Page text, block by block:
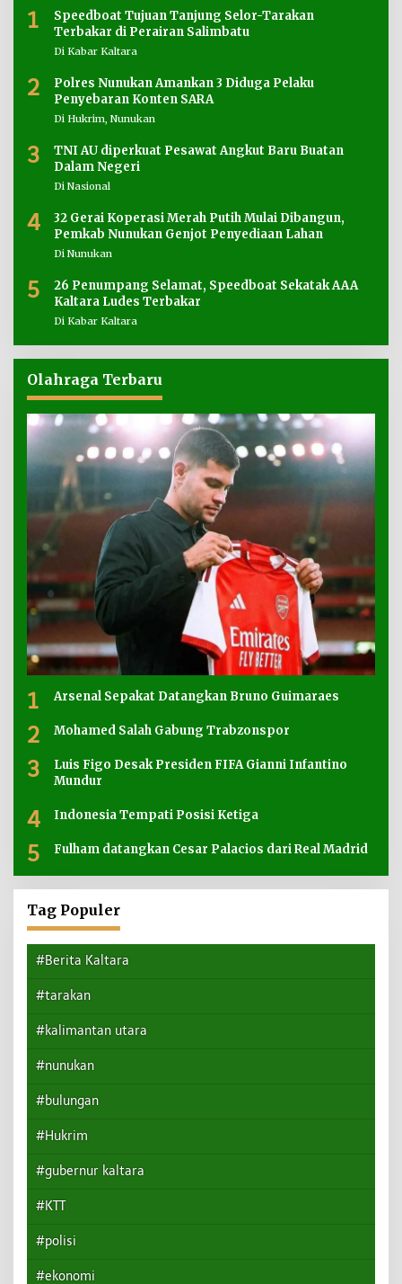
1
Speedboat Tujuan Tanjung Selor-Tarakan
Terbakar di Perairan Salimbatu
Di Kabar Kaltara
2
Polres Nunukan Amankan 3 Diduga Pelaku
Penyebaran Konten SARA
Di Hukrim, Nunukan
3
TNI AU diperkuat Pesawat Angkut Baru Buatan
Dalam Negeri
Di Nasional
4
32 Gerai Koperasi Merah Putih Mulai Dibangun,
Pemkab Nunukan Genjot Penyediaan Lahan
Di Nunukan
5
26 Penumpang Selamat, Speedboat Sekatak AAA
Kaltara Ludes Terbakar
Di Kabar Kaltara
Olahraga Terbaru
1 Arsenal Sepakat Datangkan Bruno Guimaraes
2 Mohamed Salah Gabung Trabzonspor
3
Luis Figo Desak Presiden FIFA Gianni Infantino
Mundur
4 Indonesia Tempati Posisi Ketiga
5 Fulham datangkan Cesar Palacios dari Real Madrid
Tag Populer
#Berita Kaltara
#tarakan
#kalimantan utara
#nunukan
#bulungan
#Hukrim
#gubernur kaltara
#KTT
#polisi
#ekonomi